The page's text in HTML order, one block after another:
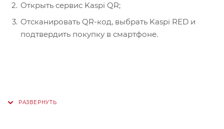
Открыть сервис Kaspi QR;
Отсканировать QR-код, выбрать Kaspi RED и
подтвердить покупку в смартфоне.